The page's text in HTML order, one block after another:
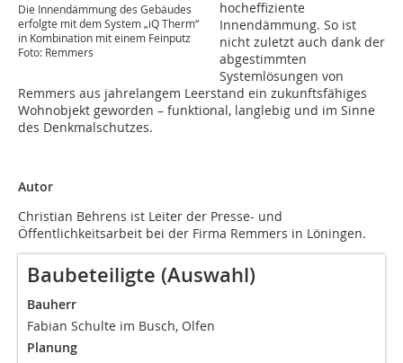
Die Innendämmung des Gebäudes
erfolgte mit dem System „iQ Therm“
in Kombination mit einem Feinputz
Foto: Remmers
hocheffiziente
Innendämmung. So ist
nicht zuletzt auch dank der
abgestimmten
Systemlösungen von
Remmers aus jahrelangem Leerstand ein zukunftsfähiges
Wohnobjekt geworden – funktional, langlebig und im Sinne
des Denkmalschutzes.
Autor
Christian Behrens ist Leiter der Presse- und
Öffentlichkeitsarbeit bei der Firma Remmers in Löningen.
Baubeteiligte (Auswahl)
Bauherr
Fabian Schulte im Busch, Olfen
Planung